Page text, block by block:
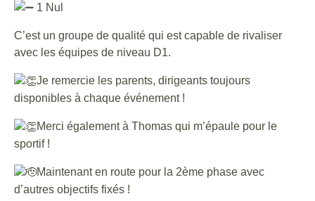
1 Nul
C’est un groupe de qualité qui est capable de rivaliser
avec les équipes de niveau D1.
Je remercie les parents, dirigeants toujours
disponibles à chaque événement !
Merci également à Thomas qui m’épaule pour le
sportif !
Maintenant en route pour la 2ème phase avec
d’autres objectifs fixés !